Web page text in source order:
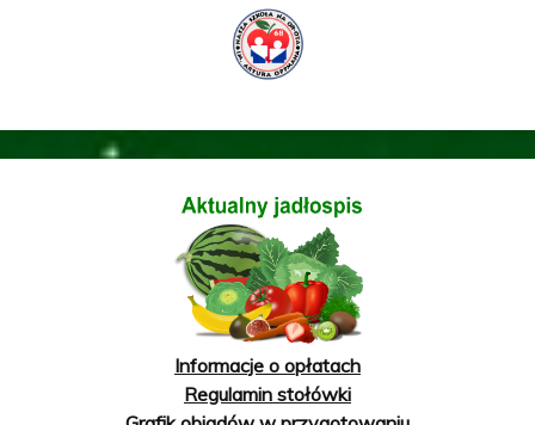
Informacje o opłatach
Regulamin stołówki